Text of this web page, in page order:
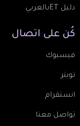
دليل ETبالعربي
كُن على اتصال
فيسبوك
تويتر
انستقرام
تواصل معنا